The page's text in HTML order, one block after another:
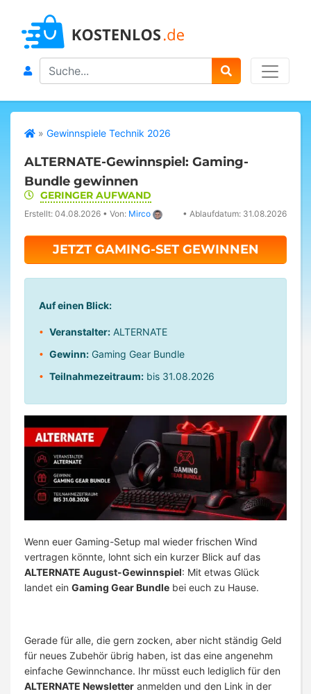
Search
» Gewinnspiele Technik 2026
ALTERNATE-Gewinnspiel: Gaming-
Bundle gewinnen
GERINGER AUFWAND
Erstellt: 04.08.2026 • Von: Mirco • Ablaufdatum: 31.08.2026
JETZT GAMING-SET GEWINNEN
Auf einen Blick:
Veranstalter: ALTERNATE
Gewinn: Gaming Gear Bundle
Teilnahmezeitraum: bis 31.08.2026
Wenn euer Gaming-Setup mal wieder frischen Wind
vertragen könnte, lohnt sich ein kurzer Blick auf das
ALTERNATE August-Gewinnspiel: Mit etwas Glück
landet ein Gaming Gear Bundle bei euch zu Hause.
Gerade für alle, die gern zocken, aber nicht ständig Geld
für neues Zubehör übrig haben, ist das eine angenehm
einfache Gewinnchance. Ihr müsst euch lediglich für den
ALTERNATE Newsletter anmelden und den Link in der